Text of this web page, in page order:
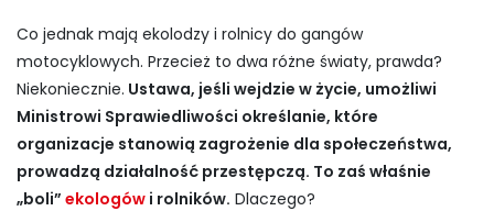
Co jednak mają ekolodzy i rolnicy do gangów
motocyklowych. Przecież to dwa różne światy, prawda?
Niekoniecznie. Ustawa, jeśli wejdzie w życie, umożliwi
Ministrowi Sprawiedliwości określanie, które
organizacje stanowią zagrożenie dla społeczeństwa,
prowadzą działalność przestępczą. To zaś właśnie
„boli” ekologów i rolników. Dlaczego?